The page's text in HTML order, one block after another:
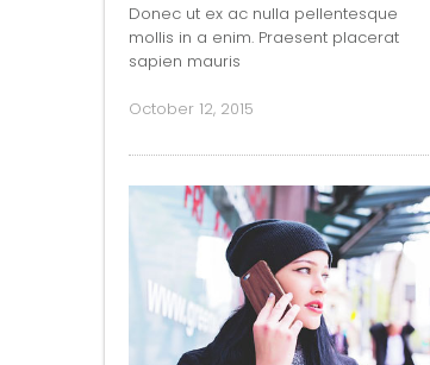
Donec ut ex ac nulla pellentesque
mollis in a enim. Praesent placerat
sapien mauris
October 12, 2015